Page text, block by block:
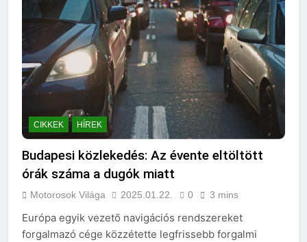
CIKKEK HÍREK
Budapesi közlekedés: Az évente eltöltött
órák száma a dugók miatt
Motorosok Világa 2025.01.22. 0 3 mins
Európa egyik vezető navigációs rendszereket
forgalmazó cége közzétette legfrissebb forgalmi